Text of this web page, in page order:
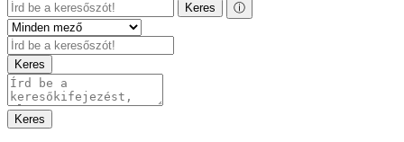
Keres ⓘ
Keres
Keres